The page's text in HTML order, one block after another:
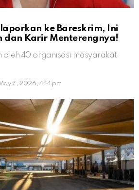
ke Bareskrim, Ini
dan Karir Menterengnya!
oleh 40 organisasi masyarakat
7, 2026, 4:14 pm